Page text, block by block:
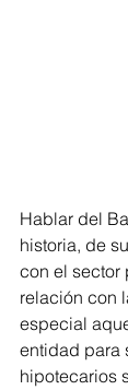
Hablar del
historia, de
con el sector
relación con
especial
entidad para
hipotecarios